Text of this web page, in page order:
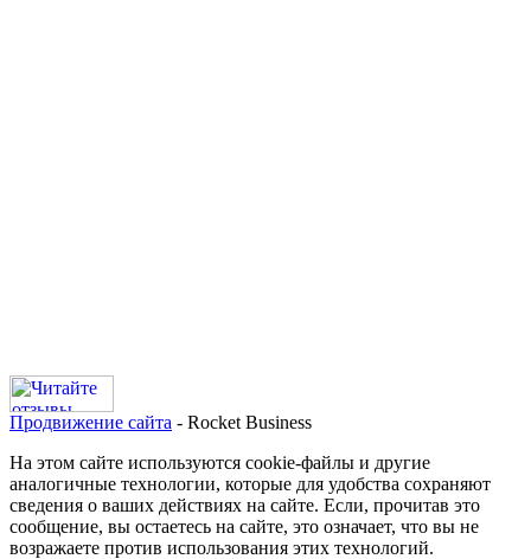
Продвижение сайта - Rocket Business
На этом сайте используются cookie-файлы и другие
аналогичные технологии, которые для удобства сохраняют
сведения о ваших действиях на сайте. Если, прочитав это
сообщение, вы остаетесь на сайте, это означает, что вы не
возражаете против использования этих технологий.